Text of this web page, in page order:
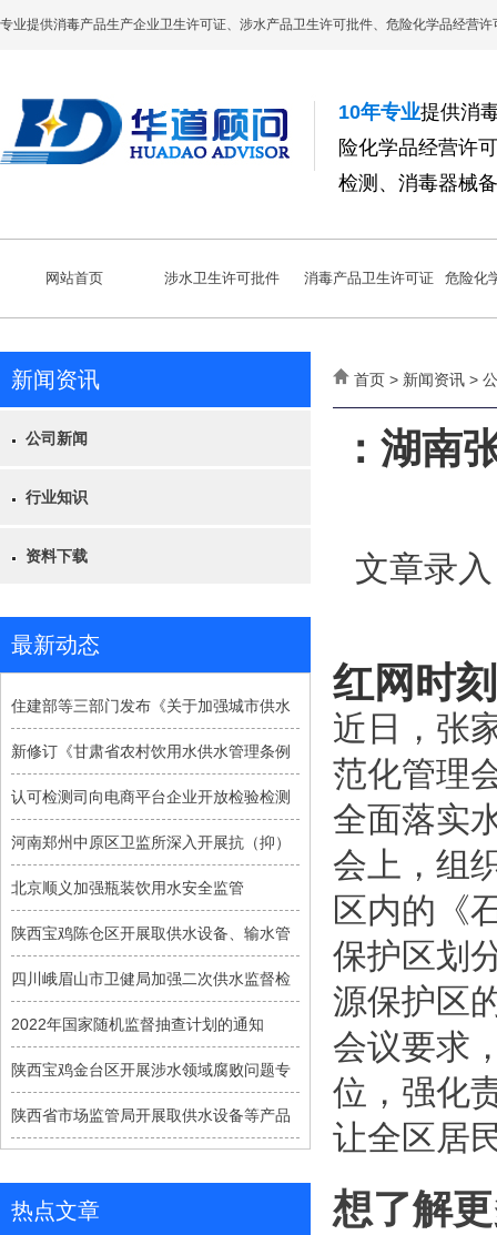
专业提供消毒产品生产企业卫生许可证、涉水产品卫生许可批件、危险化学品经营
10年专业提供消
险化学品经营许
检测、消毒器械
网站首页 涉水卫生许可批件 消毒产品卫生许可证 危险化
新闻资讯
公司新闻
行业知识
资料下载
最新动态
住建部等三部门发布《关于加强城市供水
新修订《甘肃省农村饮用水供水管理条例
认可检测司向电商平台企业开放检验检测
河南郑州中原区卫监所深入开展抗（抑）
北京顺义加强瓶装饮用水安全监管
陕西宝鸡陈仓区开展取供水设备、输水管
四川峨眉山市卫健局加强二次供水监督检
2022年国家随机监督抽查计划的通知
陕西宝鸡金台区开展涉水领域腐败问题专
陕西省市场监管局开展取供水设备等产品
热点文章
首页 > 新闻资讯 >
：湖南
文章录
红网时
近日，张
范化管理
全面落实
会上，组
区内的《
保护区划
源保护区
会议要求
位，强化
让全区居
想了解